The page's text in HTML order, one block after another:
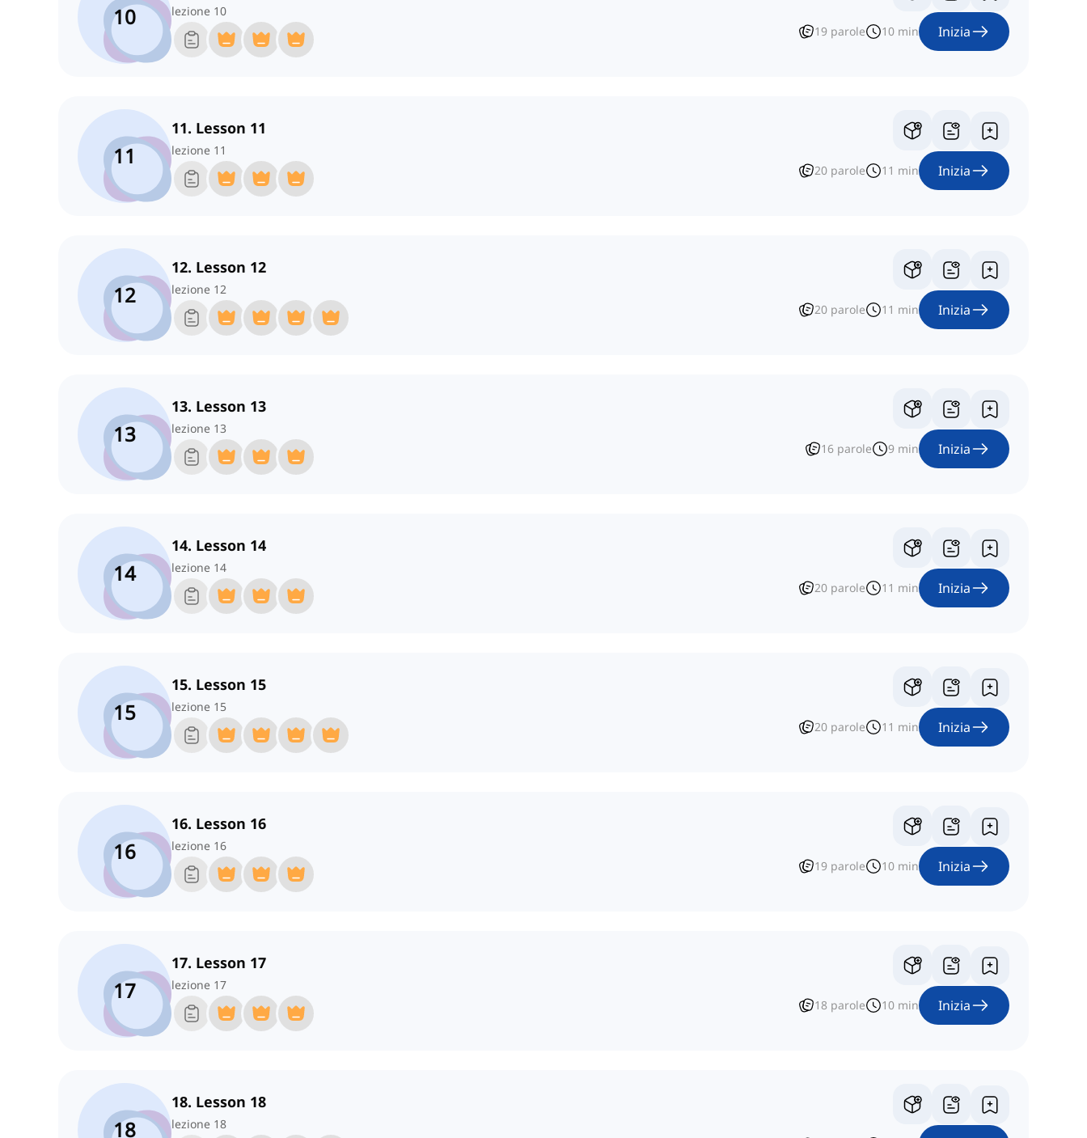
10
lezione 10
19 parole 10 min Inizia
11
11. Lesson 11
lezione 11
20 parole 11 min Inizia
12
12. Lesson 12
lezione 12
20 parole 11 min Inizia
13
13. Lesson 13
lezione 13
16 parole 9 min Inizia
14
14. Lesson 14
lezione 14
20 parole 11 min Inizia
15
15. Lesson 15
lezione 15
20 parole 11 min Inizia
16
16. Lesson 16
lezione 16
19 parole 10 min Inizia
17
17. Lesson 17
lezione 17
18 parole 10 min Inizia
18
18. Lesson 18
lezione 18